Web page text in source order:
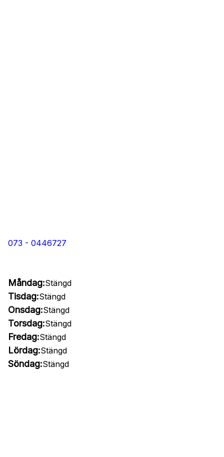
073 - 0446727
Måndag:Stängd
Tisdag:Stängd
Onsdag:Stängd
Torsdag:Stängd
Fredag:Stängd
Lördag:Stängd
Söndag:Stängd